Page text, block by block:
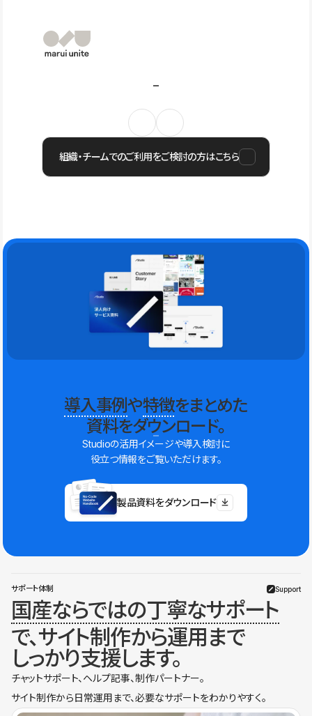
組織・チームでのご利用をご検討の方はこちら
導入事例や特徴をまとめた
資料をダウンロード。
Studioの活用イメージや導入検討に
役立つ情報をご覧いただけます。
製品資料をダウンロード
サポート体制 Support
国産ならではの丁寧なサポート
で、サイト制作から運用まで
しっかり支援します。
チャットサポート、ヘルプ記事、制作パートナー。
サイト制作から日常運用まで、必要なサポートをわかりやすく。